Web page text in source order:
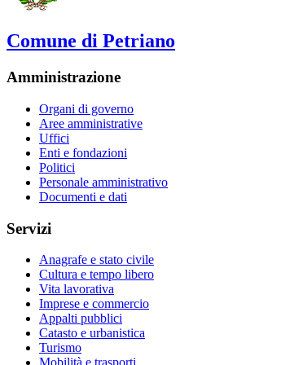
Comune di Petriano
Amministrazione
Organi di governo
Aree amministrative
Uffici
Enti e fondazioni
Politici
Personale amministrativo
Documenti e dati
Servizi
Anagrafe e stato civile
Cultura e tempo libero
Vita lavorativa
Imprese e commercio
Appalti pubblici
Catasto e urbanistica
Turismo